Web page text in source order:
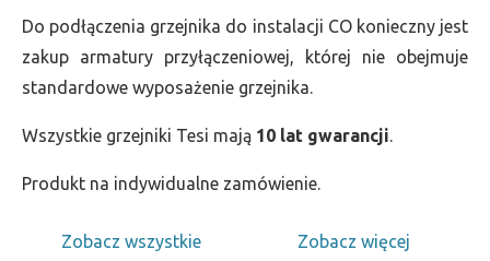
Do podłączenia grzejnika do instalacji CO konieczny jest
zakup armatury przyłączeniowej, której nie obejmuje
standardowe wyposażenie grzejnika.
Wszystkie grzejniki Tesi mają 10 lat gwarancji.
Produkt na indywidualne zamówienie.
Zobacz wszystkie
Zobacz więcej